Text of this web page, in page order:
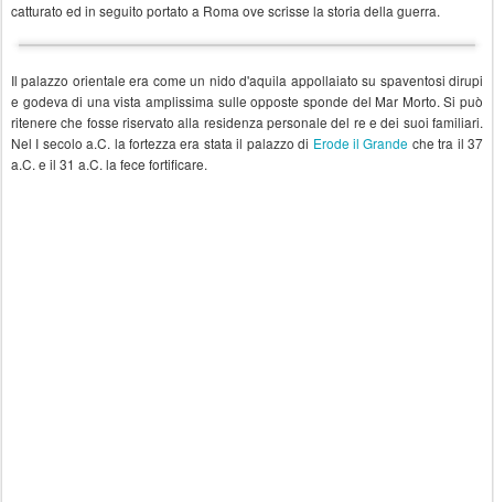
catturato ed in seguito portato a Roma ove scrisse la storia della guerra.
Il palazzo orientale era come un nido d'aquila appollaiato su spaventosi dirupi
e godeva di una vista amplissima sulle opposte sponde del Mar Morto. Si può
ritenere che fosse riservato alla residenza personale del re e dei suoi familiari.
Nel I secolo a.C. la fortezza era stata il palazzo di Erode il Grande che tra il 37
a.C. e il 31 a.C. la fece fortificare.